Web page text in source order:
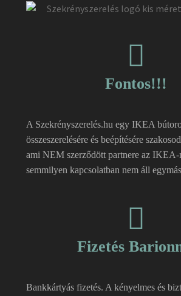
Fontos!!!
A Szekrényszerelés.hu egy IKEA
összeszerelésére és beépítésére
ami NEM szerződött partnere az IKEA-
semmilyen kapcsolatban nem áll
Fizetés
Bankkártyás fizetés. A kényelmes és